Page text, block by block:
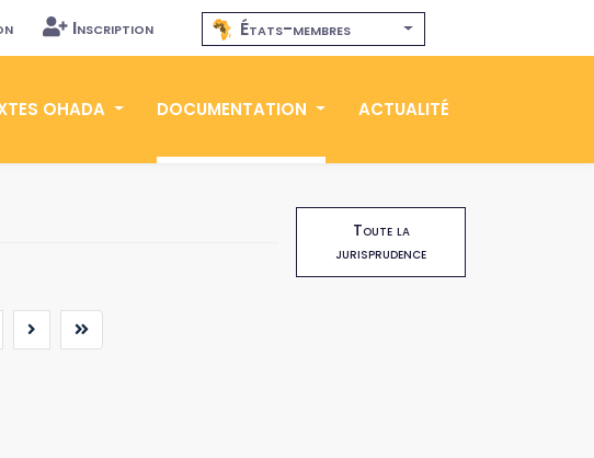
Inscription États-membres
OHADA DOCUMENTATION ACTUALITÉ
Toute la
jurisprudence